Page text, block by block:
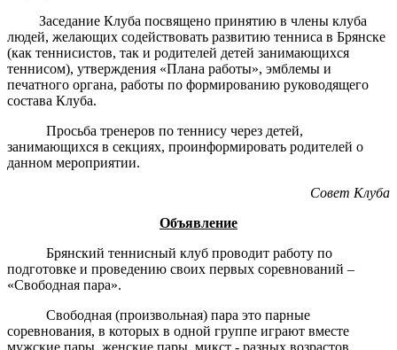
Заседание Клуба посвящено принятию в члены клуба
людей, желающих содействовать развитию тенниса в Брянске
(как теннисистов, так и родителей детей занимающихся
теннисом), утверждения «Плана работы», эмблемы и
печатного органа, работы по формированию руководящего
состава Клуба.
Просьба тренеров по теннису через детей,
занимающихся в секциях, проинформировать родителей о
данном мероприятии.
Совет Клуба
Объявление
Брянский теннисный клуб проводит работу по
подготовке и проведению своих первых соревнований –
«Свободная пара».
Свободная (произвольная) пара это парные
соревнования, в которых в одной группе играют вместе
мужские пары, женские пары, микст - разных возрастов.